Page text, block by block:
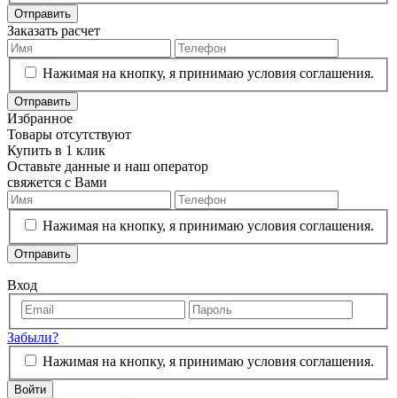
Отправить
Заказать расчет
Нажимая на кнопку, я принимаю условия соглашения.
Отправить
Избранное
Товары отсутствуют
Купить в 1 клик
Оставьте данные и наш оператор
свяжется с Вами
Нажимая на кнопку, я принимаю условия соглашения.
Отправить
Вход
Забыли?
Нажимая на кнопку, я принимаю условия соглашения.
Войти